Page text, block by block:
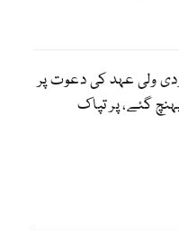
ولی عہد کی دعوت پر
گئے، پر تپاک